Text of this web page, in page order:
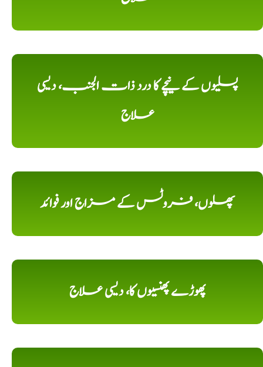
پسلیوں کے نیچے کا درد ذات الجنب، دیسی
علاج
پھلوں، فروٹس کے مزاج اور فوائد
پھوڑے پھنسیوں کا، دیسی علاج